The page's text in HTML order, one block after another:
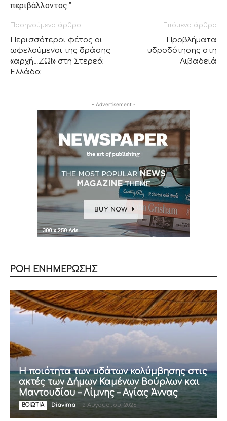
περιβάλλοντος.”
Προηγούμενο άρθρο
Περισσότεροι φέτος οι
ωφελούμενοι της δράσης
«αρχή…ΖΩ!» στη Στερεά
Ελλάδα
Επόμενο άρθρο
Προβλήματα
υδροδότησης στη
Λιβαδειά
- Advertisement -
ΡΟΗ ΕΝΗΜΕΡΩΣΗΣ
Η ποιότητα των υδάτων κολύμβησης στις
ακτές των Δήμων Καμένων Βούρλων και
Μαντουδίου – Λίμνης – Αγίας Άννας
ΒΟΙΩΤΙΑ Diavima - 2 Αυγούστου, 2026